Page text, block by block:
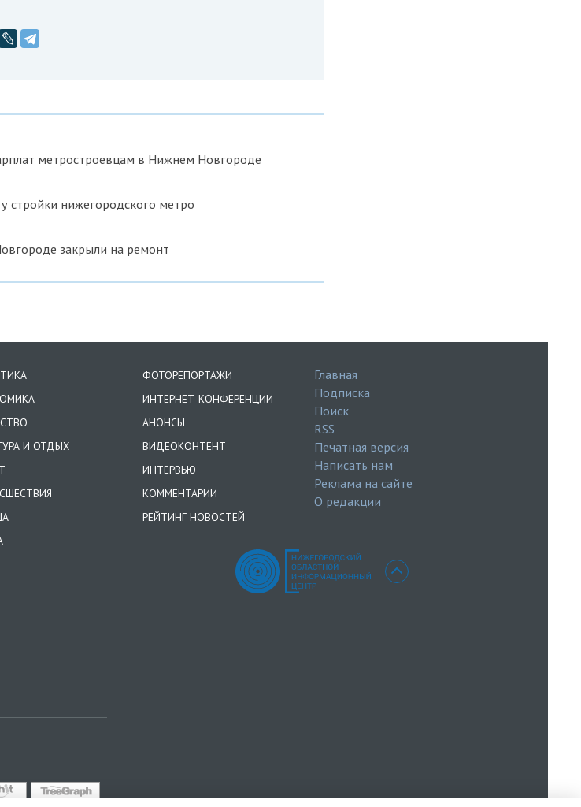
метростроевцам в Нижнем Новгороде
стройки нижегородского метро
закрыли на ремонт
И ОТДЫХ
ФОТОРЕПОРТАЖИ
ИНТЕРНЕТ-КОНФЕРЕНЦИИ
АНОНСЫ
ВИДЕОКОНТЕНТ
ИНТЕРВЬЮ
КОММЕНТАРИИ
РЕЙТИНГ НОВОСТЕЙ
Главная
Подписка
Поиск
RSS
Печатная версия
Написать нам
Реклама на сайте
О редакции